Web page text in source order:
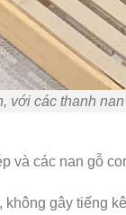
với các thanh
và các nan gỗ
gây tiếng